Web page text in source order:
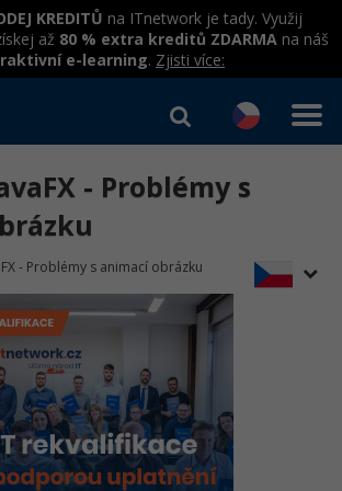
KREDITŮ na ITnetwork je tady. Využij
až 80 % extra kreditů ZDARMAna náš
e-learning. Zjisti více:
a kurzy
práce
zdarma
inteligence v praxi
analýza v praxi
programování
programování - OOP
inteligence
dle technologií
IT profesí
programátor
WWW aplikací
programátor
developer
programování
-80%
- Problémy s
- Problémy s animací obrázku